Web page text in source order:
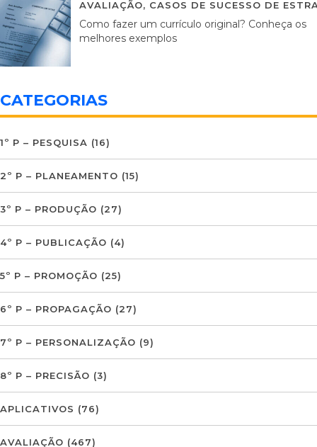
AVALIAÇÃO, CASOS DE SUCESSO DE
Como fazer um currículo original? Conheça os
melhores exemplos
CATEGORIAS
1º P – PESQUISA (16)
2º P – PLANEAMENTO (15)
3º P – PRODUÇÃO (27)
4º P – PUBLICAÇÃO (4)
5º P – PROMOÇÃO (25)
6º P – PROPAGAÇÃO (27)
7º P – PERSONALIZAÇÃO (9)
8º P – PRECISÃO (3)
APLICATIVOS (76)
AVALIAÇÃO (467)